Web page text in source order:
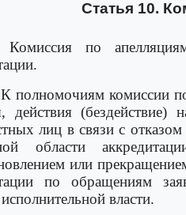
Статья 10.
по
полномочиям комиссии
действия (бездействие)
лиц в связи с
области
или
по обращениям
власти.